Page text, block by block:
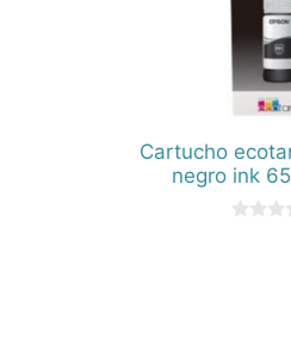
Cartucho
negro ink